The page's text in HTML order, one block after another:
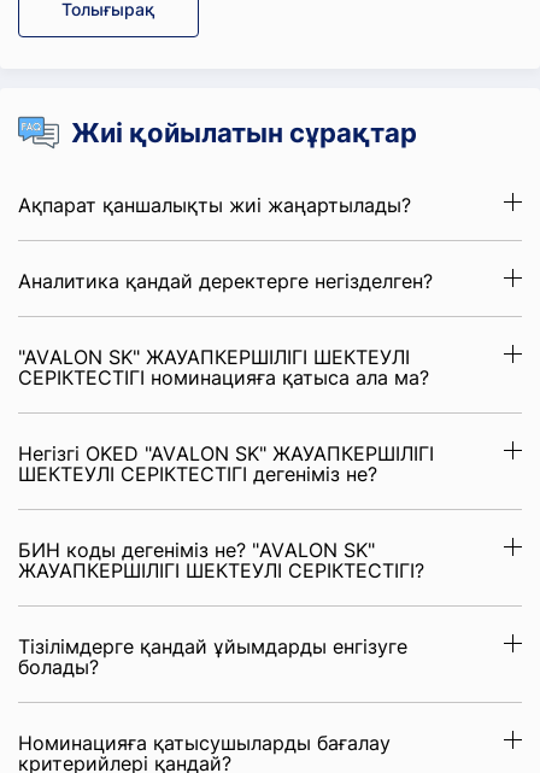
Толығырақ
Жиі қойылатын сұрақтар
Ақпарат қаншалықты жиі жаңартылады?
Аналитика қандай деректерге негізделген?
"AVАLON SK" ЖАУАПКЕРШІЛІГІ ШЕКТЕУЛІ
СЕРІКТЕСТІГІ номинацияға қатыса ала ма?
Негізгі OKED "AVАLON SK" ЖАУАПКЕРШІЛІГІ
ШЕКТЕУЛІ СЕРІКТЕСТІГІ дегеніміз не?
БИН коды дегеніміз не? "AVАLON SK"
ЖАУАПКЕРШІЛІГІ ШЕКТЕУЛІ СЕРІКТЕСТІГІ?
Тізілімдерге қандай ұйымдарды енгізуге
болады?
Номинацияға қатысушыларды бағалау
критерийлері қандай?